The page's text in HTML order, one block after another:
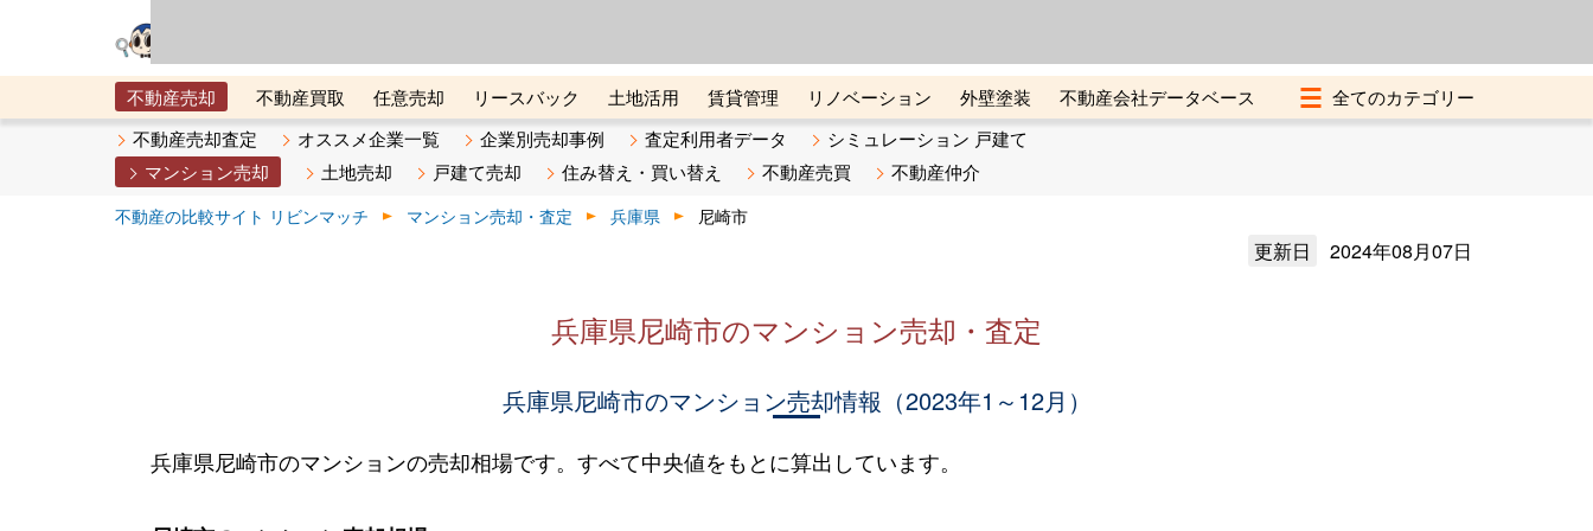
不動産売却 不動産買取 任意売却 リースバック 土地活用 賃貸管理 リノベーション 外壁塗装
不動産会社データベース
メタ住宅展示場
ベスト不動産カンパニー オンライン講座 リビンマガジンBiz 不動産売却ご相談デスク
不動産売却査定 オススメ企業一覧 企業別売却事例 査定利用者データ
シミュレーション 戸建て
マンション売却
土地売却 戸建て売却 住み替え・買い替え 不動産売買 不動産仲介
不動産の比較サイト リビンマッチ マンション売却・査定 兵庫県 尼崎市
更新日 2024年08月07日
兵庫県尼崎市のマンション売却・査定
兵庫県尼崎市のマンション売却情報（2023年1～12月）
兵庫県尼崎市のマンションの売却相場です。すべて中央値をもとに算出しています。